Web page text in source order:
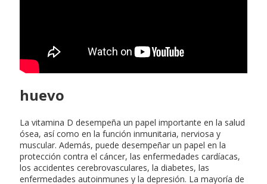
huevo
La vitamina D desempeña un papel importante en la salud
ósea, así como en la función inmunitaria, nerviosa y
muscular. Además, puede desempeñar un papel en la
protección contra el cáncer, las enfermedades cardíacas,
los accidentes cerebrovasculares, la diabetes, las
enfermedades autoinmunes y la depresión. La mayoría de